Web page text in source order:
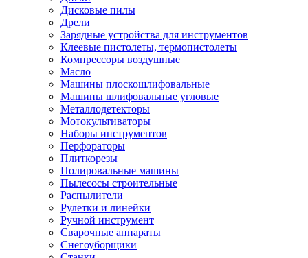
Дисковые пилы
Дрели
Зарядные устройства для инструментов
Клеевые пистолеты, термопистолеты
Компрессоры воздушные
Масло
Машины плоскошлифовальные
Машины шлифовальные угловые
Металлодетекторы
Мотокультиваторы
Наборы инструментов
Перфораторы
Плиткорезы
Полировальные машины
Пылесосы строительные
Распылители
Рулетки и линейки
Ручной инструмент
Сварочные аппараты
Снегоуборщики